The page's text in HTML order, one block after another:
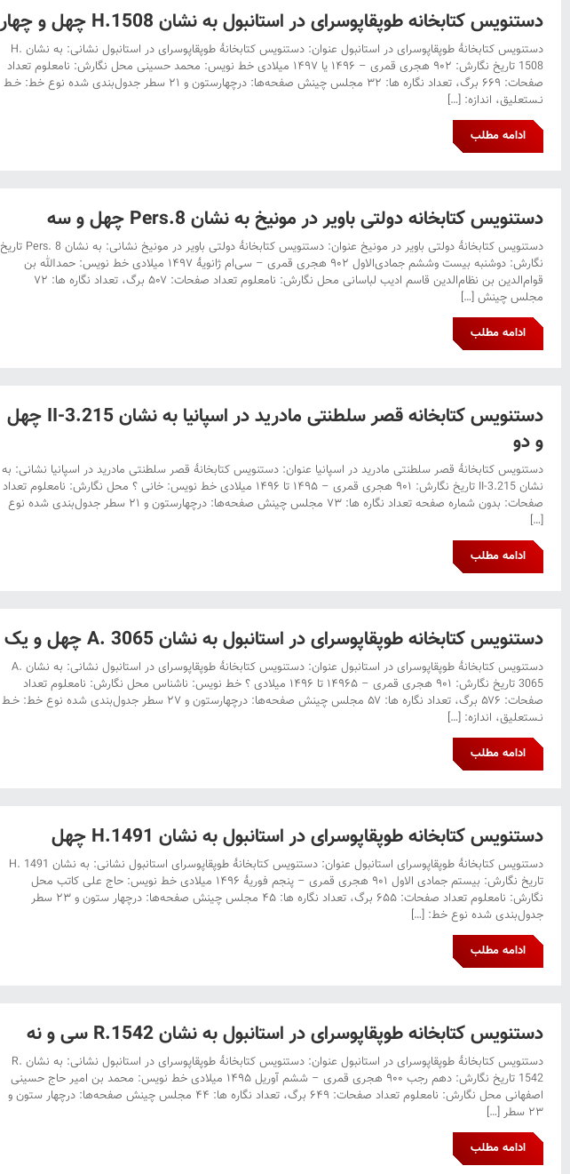
دستنویس کتابخانه طوپقاپوسرای در استانبول به نشان H.1508 چهل و چهار
دستنویس کتابخانۀ طوپقاپوسرای در استانبول عنوان: دستنویس کتابخانۀ طوپقاپوسرای در استانبول نشانی: به نشان H.
1508 تاریخ نگارش: ۹۰۲ هجری قمری‌ – ۱۴۹۶ یا ۱۴۹۷ میلادی خط نویس: محمد حسینی محل نگارش: نامعلوم تعداد
صفحات: ۶۶۹ برگ، تعداد نگاره ها: ۳۲ مجلس‌ چینش صفحه‌ها: درچهارستون و ۲۱ سطر جدول‌بندی شده نوع خط: خـط
نـستعلیق، اندازه: […]
ادامه مطلب
دستنویس کتابخانه دولتی باویر در مونیخ به نشان Pers.8 چهل و سه
دستنویس کتابخانۀ دولتی باویر در مونیخ عنوان: دستنویس کتابخانۀ دولتی باویر در مونیخ نشانی: به نشان Pers. 8 تاریخ
نگارش: دوشنبه بیست وششم جمادی‌الاول ۹۰۲ هجری قمری‌ – سی‌ام ژانویۀ ۱۴۹۷ میلادی خط نویس: حمدالله بن
قوام‌الدین بن نظام‌الدین قاسم ادیب لباسانی محل نگارش: نامعلوم تعداد صفحات: ۵۰۷ برگ، تعداد نگاره ها: ۷۲
مجلس‌ چینش […]
ادامه مطلب
دستنویس کتابخانه قصر سلطنتی مادرید در اسپانیا به نشان II-3.215 چهل
و دو
دستنویس کتابخانۀ قصر سلطنتی مادرید در اسپانیا عنوان: دستنویس کتابخانۀ قصر سلطنتی مادرید در اسپانیا نشانی: به
نشان II-3.215 تاریخ نگارش: ۹۰۱ هجری قمری‌ – ۱۴۹۵ تا ۱۴۹۶ میلادی خط نویس: خانی ؟ محل نگارش: نامعلوم تعداد
صفحات: بدون شماره صفحه تعداد نگاره ها: ۷۳‌ مجلس‌ چینش صفحه‌ها: درچهارستون و ۲۱ سطر جدول‌بندی شده نوع
[…]
ادامه مطلب
دستنویس کتابخانه طوپقاپوسرای در استانبول به نشان A. 3065 چهل و یک
دستنویس کتابخانۀ طوپقاپوسرای در استانبول عنوان: دستنویس کتابخانۀ طوپقاپوسرای در استانبول نشانی: به نشان A.
3065 تاریخ نگارش: ۹۰۱ هجری قمری‌ – ۱۴۹۶۵ تا ۱۴۹۶ میلادی ؟ خط نویس: ناشناس محل نگارش: نامعلوم تعداد
صفحات: ۵۷۶ برگ، تعداد نگاره ها: ۵۷‌ مجلس‌ چینش صفحه‌ها: درچهارستون و ۲۷ سطر جدول‌بندی شده نوع خط: خـط
نـستعلیق، اندازه: […]
ادامه مطلب
دستنویس کتابخانه طوپقاپوسرای در استانبول به نشان H.1491 چهل
دستنویس کتابخانۀ طوپقاپوسرای استانبول عنوان: دستنویس کتابخانۀ طوپقاپوسرای استانبول نشانی: به نشان H. 1491
تاریخ نگارش: بیستم جمادی الاول ۹۰۱ هجری قمری‌ – پنجم فوریۀ ۱۴۹۶ میلادی خط نویس: حاج علی کاتب محل
نگارش: نامعلوم تعداد صفحات: ۶۵۵ برگ، تعداد نگاره ها: ۴۵‌ مجلس‌ چینش صفحه‎‌ها: درچهار ستون و ۲۳ سطر
جدول‌بندی شده نوع خط: […]
ادامه مطلب
دستنویس کتابخانه طوپقاپوسرای در استانبول به نشان R.1542 سی و نه
دستنویس کتابخانۀ طوپقاپوسرای در استانبول عنوان: دستنویس کتابخانۀ طوپقاپوسرای در استانبول نشانی: به نشان R.
1542 تاریخ نگارش: دهم رجب ۹۰۰ هجری قمری‌ – ششم آوریل ۱۴۹۵ میلادی خط نویس: محمد بن امیر حاج حسینی
اصفهانی محل نگارش: نا‌معلوم تعداد صفحات: ۶۴۹ برگ، تعداد نگاره ها: ۴۴‌ مجلس‌ چینش صفحه‌ها: درچهار ستون و
۲۳ سطر […]
ادامه مطلب